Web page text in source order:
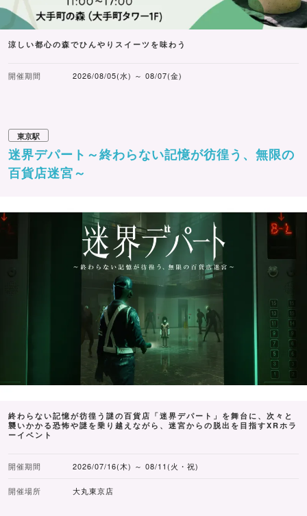
カカオの豊かな風味が広がる、一度食べたら忘れられない
粉雪のような口どけのスノーチップス。生地に練り込んだ
チョコレート、チップスに噴霧したチョコレート、最後に
み出す絶妙な美味しさが体感できます。チョコレートをた
時間をかけて製造されています。
商品名：森ノ木 黒
薄く焼いたクレープ生地を砕いたフィアンティーヌと、ロ
ーストアーモンドを細かく刻み、香ばしいパイを混ぜ込ん
だ、サクサク食感も楽しめるクリスピーミルクチョコレー
ト。ミルクチョコレートとスイートチョコレートの絶妙な
ブレンドでミルキーな味わいが楽しめます。“山の版画
家”大谷一良さんの作品「森の見る夢」の木々をモチーフに
した3つの形のチョコレートが特徴。
※内容の詳細は公式サイトをご確認ください。
涼しい都心の森でひんやりスイーツを味わう
開催期間 2026/08/05(水) ～ 08/07(金)
東京駅
迷界デパート～終わらない記憶が彷徨う、無限の
百貨店迷宮～
終わらない記憶が彷徨う謎の百貨店「迷界デパート」を舞台に、次々と
襲いかかる恐怖や謎を乗り越えながら、迷宮からの脱出を目指すXRホラ
ーイベント
開催期間 2026/07/16(木) ～ 08/11(火・祝)
開催場所 大丸東京店